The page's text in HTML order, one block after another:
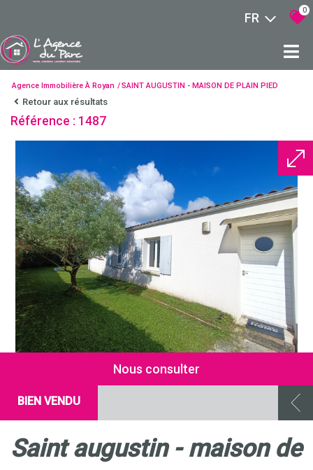
FR
0
Agence Immobilière À Royan SAINT AUGUSTIN - MAISON DE PLAIN PIED
Retour aux résultats
Référence : 1487
BIEN VENDU
Nous consulter
saint augustin - maison de